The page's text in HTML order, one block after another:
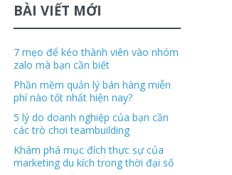
BÀI VIẾT MỚI
7 mẹo để kéo thành viên vào nhóm
zalo mà bạn cần biết
Phần mềm quản lý bán hàng miễn
phí nào tốt nhất hiện nay?
5 lý do doanh nghiệp của bạn cần
các trò chơi teambuilding
Khám phá mục đích thực sự của
marketing du kích trong thời đại số